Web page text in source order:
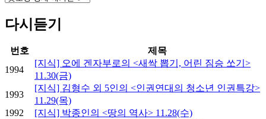
다시듣기
번호
제목
1994
[지식] 오에 겐자부로의 <새싹 뽑기, 어린 짐승 쏘기>
11.30(금)
1993
[지식] 김형수 외 5인의 <인권연대의 청소년 인권특강>
11.29(목)
1992
[지식] 박종인의 <땅의 역사> 11.28(수)